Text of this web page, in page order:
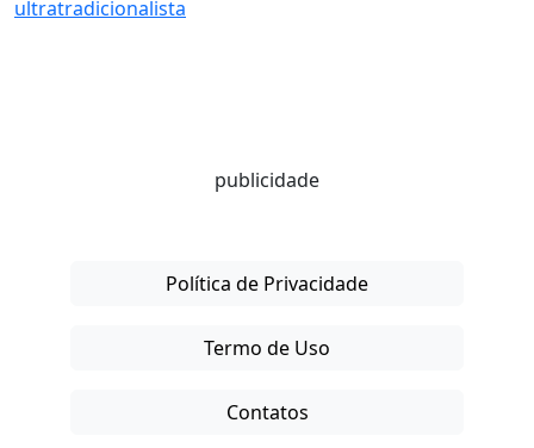
ultratradicionalista
publicidade
Política de Privacidade
Termo de Uso
Contatos